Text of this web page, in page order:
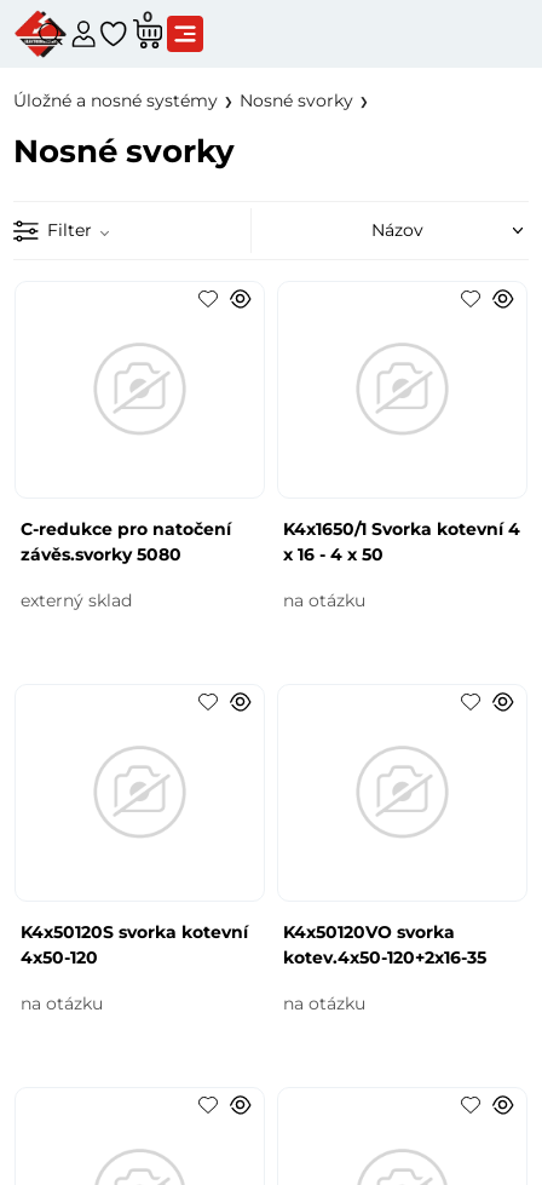
0
Úložné a nosné systémy Nosné svorky
Nosné svorky
Filter
C-redukce pro natočení
závěs.svorky 5080
externý sklad
K4x1650/1 Svorka kotevní 4
x 16 - 4 x 50
na otázku
K4x50120S svorka kotevní
4x50-120
na otázku
K4x50120VO svorka
kotev.4x50-120+2x16-35
na otázku